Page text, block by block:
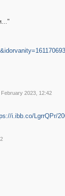
2023, 12:42
i.ibb.co/LgrrQPr/